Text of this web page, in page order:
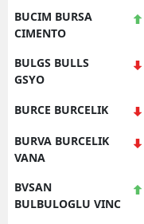
BUCIM BURSA
CIMENTO
BULGS BULLS
GSYO
BURCE BURCELIK
BURVA BURCELIK
VANA
BVSAN
BULBULOGLU VINC